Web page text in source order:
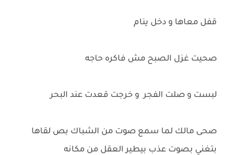
قفل معاها و دخل ينام
صحيت غزل الصبح مش فاكره حاجه
لبست و صلت الفجر و خرجت قعدت عند البحر
صحى مالك لما سمع صوت من الشباك بص لقاها
بتغني بصوت عذب بيطير العقل من مكانه